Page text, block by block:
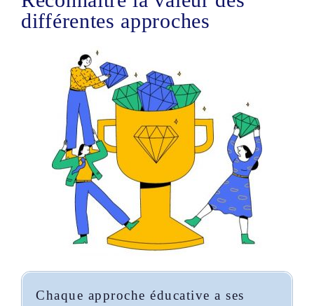
différentes approches
Chaque approche éducative a ses